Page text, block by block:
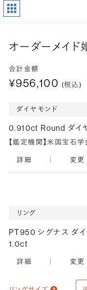
オーダーメイ
合計金額
¥956,100 (税込)
ダイヤモンド
0.910ct Round ダイ
【鑑定機関】米国宝石学
詳細 変更
リング
PT950 シグナス ダイ
1.0ct
詳細 変更